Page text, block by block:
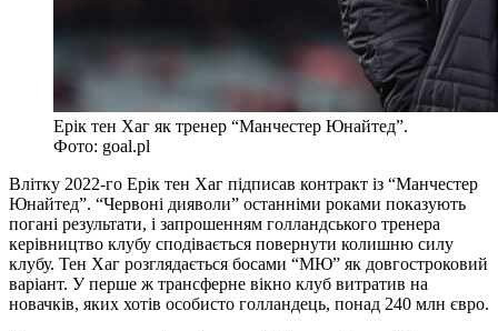
Ерік тен Хаг як тренер “Манчестер Юнайтед”.
Фото: goal.pl
Влітку 2022-го Ерік тен Хаг підписав контракт із “Манчестер
Юнайтед”. “Червоні дияволи” останніми роками показують
погані результати, і запрошенням голландського тренера
керівництво клубу сподівається повернути колишню силу
клубу. Тен Хаг розглядається босами “МЮ” як довгостроковий
варіант. У перше ж трансферне вікно клуб витратив на
новачків, яких хотів особисто голландець, понад 240 млн євро.